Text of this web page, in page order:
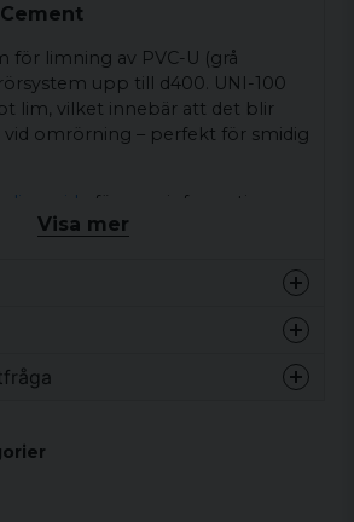
för limning av PVC-U (grå
upp till d400. UNI-100
lim, vilket innebär att det blir
omrörning – perfekt för smidig
limguide
för mer information om
på när du använder limmet!
något, vilket gör det lämpligt
har lite glapp i delarna som
ett hälsosammare alternativ
för enklare hantering
Visa mer
om denna produkten...